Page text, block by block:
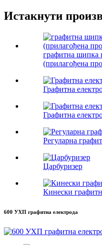
Истакнути
графитна шипка
(прилагођена
Графитна
Графитна
Регуларна
Царбуризер
Кинески
600 УХП графитна електрода